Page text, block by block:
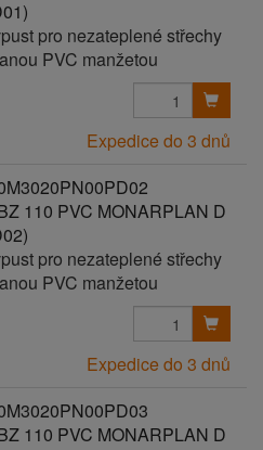
pro nezateplené střechy
PVC manžetou
Expedice do 3 dnů
110 PVC MONARPLAN D
pro nezateplené střechy
PVC manžetou
Expedice do 3 dnů
110 PVC MONARPLAN D